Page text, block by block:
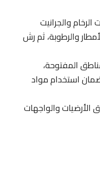
والجرانيت
والرطوبة، ثم رش
المفتوحة،
ضمان استخدام مواد
والواجهات